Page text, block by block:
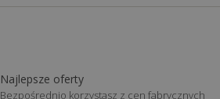
Najlepsze oferty
Bezpośrednio korzystasz z cen fabrycznych